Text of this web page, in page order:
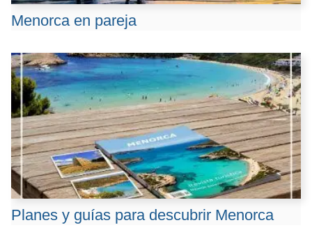
Menorca en pareja
Planes y guías para descubrir Menorca